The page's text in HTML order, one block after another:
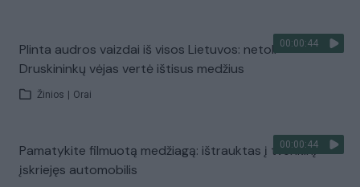
00:00:44
Plinta audros vaizdai iš visos Lietuvos: netoli
Druskininkų vėjas vertė ištisus medžius
Žinios Orai
00:00:44
Pamatykite filmuotą medžiagą: ištrauktas į tvenkinį
įskriejęs automobilis